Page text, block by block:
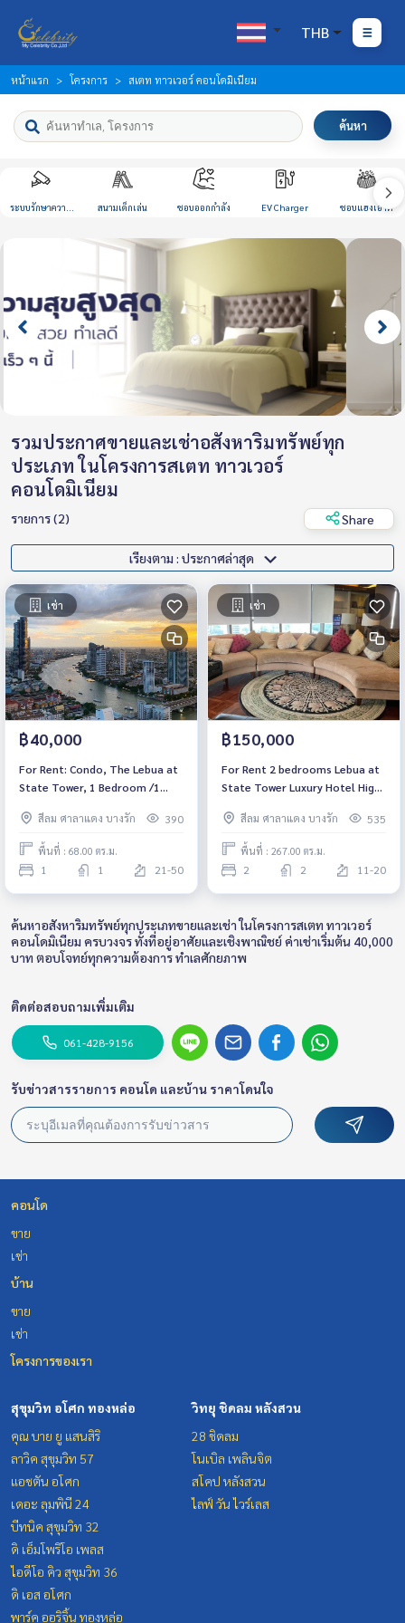
THB
หน้าแรก โครงการ สเตท ทาวเวอร์ คอนโดมิเนียม
ค้นหา
ระบบรักษาความ สนามเด็กเล่น ชอบออกกำลัง EV Charger ชอบแฮงเอาท์
รวมประกาศขายและเช่าอสังหาริมทรัพย์ทุก
ประเภท ในโครงการสเตท ทาวเวอร์
คอนโดมิเนียม
รายการ (2) Share
เรียงตาม : ประกาศล่าสุด
เช่า
฿40,000
For Rent: Condo, The Lebua at
State Tower, 1 Bedroom /1
/High Floor /River & City View
/Balcony & Ready to move in*
สีลม ศาลาแดง บางรัก 390
พื้นที่ : 68.00 ตร.ม.
1 1 21-50
เช่า
฿150,000
For Rent 2 bedrooms Lebua at
State Tower Luxury Hotel High
Fully furnished Ready to move
in
สีลม ศาลาแดง บางรัก 535
พื้นที่ : 267.00 ตร.ม.
2 2 11-20
ค้นหาอสังหาริมทรัพย์ทุกประเภทขายและเช่า ในโครงการสเตท ทาวเวอร์
คอนโดมิเนียม ครบวงจร ทั้งที่อยู่อาศัยและเชิงพาณิชย์ ค่าเช่าเริ่มต้น 40,000
บาท ตอบโจทย์ทุกความต้องการ ทำเลศักยภาพ
ติดต่อสอบถามเพิ่มเติม
061-428-9156
รับข่าวสารรายการ คอนโด และบ้าน ราคาโดนใจ
คอนโด
ขาย
เช่า
บ้าน
ขาย
เช่า
โครงการของเรา
สุขุมวิท อโศก ทองหล่อ
คุณ บาย ยู แสนสิริ
ลาวิค สุขุมวิท 57
แอชตัน อโศก
เดอะ ลุมพินี 24
บีทนิค สุขุมวิท 32
ดิ เอ็มโพริโอ เพลส
ไอดีโอ คิว สุขุมวิท 36
ดิ เอส อโศก
พาร์ค ออริจิ้น ทองหล่อ
วิทยุ ชิดลม หลังสวน
28 ชิดลม
โนเบิล เพลินจิต
สโคป หลังสวน
ไลฟ์ วัน ไวร์เลส